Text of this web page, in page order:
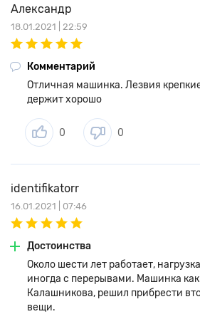
Александр
18.01.2021 | 22:59
Комментарий
Отличная машинка. Лезвия
держит хорошо
0 0
identifikatorr
16.01.2021 | 07:46
Достоинства
Около шести лет работает,
иногда с перерывами. Машинка
Калашникова, решил прибрести
вещи.